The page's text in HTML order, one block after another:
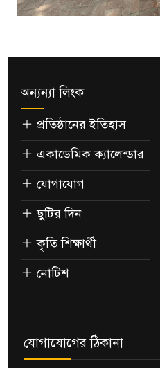
অন্যন্যা লিংক
প্রতিষ্ঠানের ইতিহাস
একাডেমিক ক্যালেন্ডার
যোগাযোগ
ছুটির দিন
কৃতি শিক্ষার্থী
নোটিশ
যোগাযোগের ঠিকানা